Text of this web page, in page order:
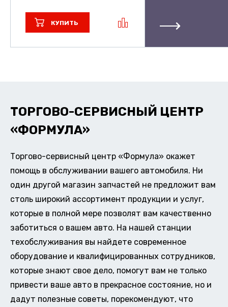
КУПИТЬ
ТОРГОВО-СЕРВИСНЫЙ ЦЕНТР
«ФОРМУЛА»
Торгово-сервисный центр «Формула» окажет
помощь в обслуживании вашего автомобиля. Ни
один другой магазин запчастей не предложит вам
столь широкий ассортимент продукции и услуг,
которые в полной мере позволят вам качественно
заботиться о вашем авто. На нашей станции
техобслуживания вы найдете современное
оборудование и квалифицированных сотрудников,
которые знают свое дело, помогут вам не только
привести ваше авто в прекрасное состояние, но и
дадут полезные советы, порекомендуют, что